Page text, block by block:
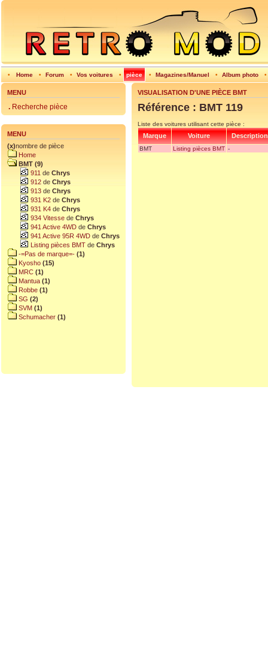
• Home • Forum • Vos voitures • pièce • Magazines/Manuel • Album photo •
MENU
. Recherche pièce
MENU
(x)nombre de pièce
Home
BMT (9)
911 de Chrys
912 de Chrys
913 de Chrys
931 K2 de Chrys
931 K4 de Chrys
934 Vitesse de Chrys
941 Active 4WD de Chrys
941 Active 95R 4WD de Chrys
Listing pièces BMT de Chrys
-=Pas de marque=- (1)
Kyosho (15)
MRC (1)
Mantua (1)
Robbe (1)
SG (2)
SVM (1)
Schumacher (1)
VISUALISATION D'UNE PIÈCE BMT
Référence : BMT 119
Liste des voitures utilisant cette pièce :
Marque Voiture
BMT Listing pièces BMT -